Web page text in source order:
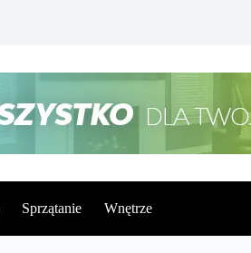
Sprzątanie Wnętrze